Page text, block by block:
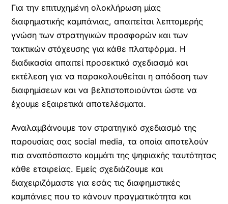
Για την επιτυχημένη ολοκλήρωση μίας
διαφημιστικής καμπάνιας, απαιτείται λεπτομερής
γνώση των στρατηγικών προσφορών και των
τακτικών στόχευσης για κάθε πλατφόρμα. Η
διαδικασία απαιτεί προσεκτικό σχεδιασμό και
εκτέλεση για να παρακολουθείται η απόδοση των
διαφημίσεων και να βελτιστοποιούνται ώστε να
έχουμε εξαιρετικά αποτελέσματα.
Αναλαμβάνουμε τον στρατηγικό σχεδιασμό της
παρουσίας σας social media, τα οποία αποτελούν
πια αναπόσπαστο κομμάτι της ψηφιακής ταυτότητας
κάθε εταιρείας. Εμείς σχεδιάζουμε και
διαχειριζόμαστε για εσάς τις διαφημιστικές
καμπάνιες που το κάνουν πραγματικότητα και